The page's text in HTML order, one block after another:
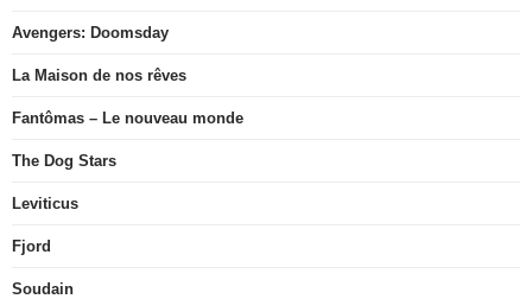
Avengers: Doomsday
La Maison de nos rêves
Fantômas – Le nouveau monde
The Dog Stars
Leviticus
Fjord
Soudain